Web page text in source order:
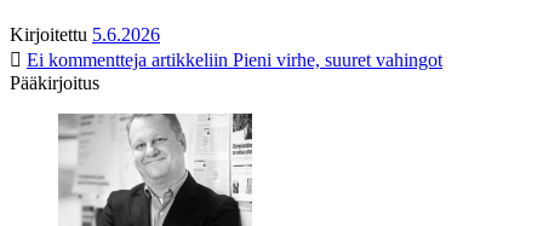
Kirjoitettu 5.6.2026
Ei kommentteja artikkeliin Pieni virhe, suuret vahingot
Pääkirjoitus